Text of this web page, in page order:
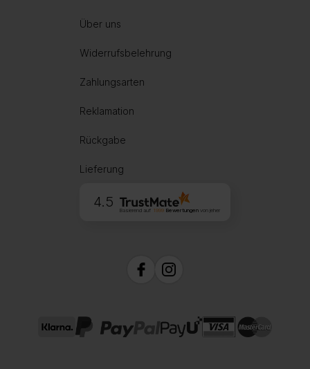
Über uns
Widerrufsbelehrung
Zahlungsarten
Reklamation
Rückgabe
Lieferung
4.5
Basierend auf 1999Bewertungen von jeher